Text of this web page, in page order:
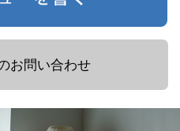
お問い合わせ